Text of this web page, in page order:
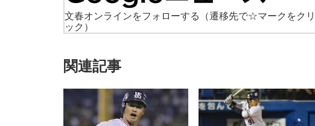
文春オンラインをフォローする
（遷移先で☆マークをクリ
ック）
関連記事